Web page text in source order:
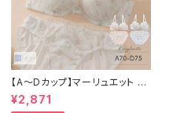
【A〜Dカップ】マーリュエット ブ
ラ＆ショーツ
¥2,871